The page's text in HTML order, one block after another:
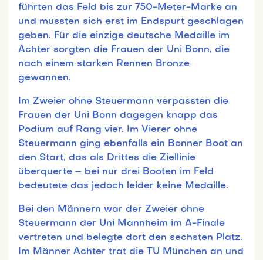
führten das Feld bis zur 750-Meter-Marke an
und mussten sich erst im Endspurt geschlagen
geben. Für die einzige deutsche Medaille im
Achter sorgten die Frauen der Uni Bonn, die
nach einem starken Rennen Bronze
gewannen.
Im Zweier ohne Steuermann verpassten die
Frauen der Uni Bonn dagegen knapp das
Podium auf Rang vier. Im Vierer ohne
Steuermann ging ebenfalls ein Bonner Boot an
den Start, das als Drittes die Ziellinie
überquerte – bei nur drei Booten im Feld
bedeutete das jedoch leider keine Medaille.
Bei den Männern war der Zweier ohne
Steuermann der Uni Mannheim im A-Finale
vertreten und belegte dort den sechsten Platz.
Im Männer Achter trat die TU München an und